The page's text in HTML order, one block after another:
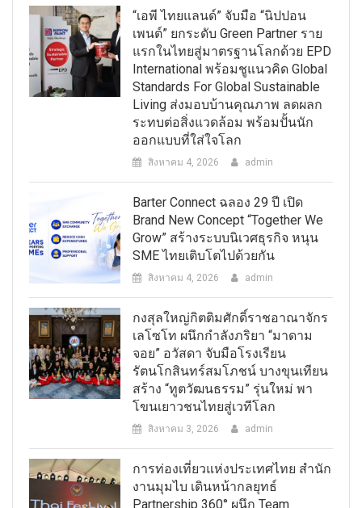
“เอพี ไทยแลนด์” จับมือ “นิปปอน
เพนต์” ยกระดับ Green Partner ราย
แรกในไทยสู่มาตรฐานโลกด้วย EPD
International พร้อมชูแนวคิด Global
Standards For Global Sustainable
Living ส่งมอบบ้านคุณภาพ ลดผลก
ระทบต่อสิ่งแวดล้อม พร้อมปั้นนัก
ออกแบบที่ใส่ใจโลก
สิงหาคม 4, 2026 admin
Barter Connect ฉลอง 29 ปี เปิด
Brand New Concept “Together We
Grow” สร้างระบบนิเวศธุรกิจ หนุน
SME ไทยเติบโตไปด้วยกัน
สิงหาคม 4, 2026 admin
กงสุลใหญ่กิตติมศักดิ์ราชอาณาจักร
เลโซโท ผนึกกำลังภริยา “มาดาม
จอย” อวัสดา จับมือโรงเรียน
รัตนโกสินทร์สมโภชน์ บางขุนเทียน
สร้าง “ทูตวัฒนธรรม” รุ่นใหม่ พา
โขนเยาวชนไทยสู่เวทีโลก
สิงหาคม 3, 2026 admin
การท่องเที่ยวแห่งประเทศไทย สำนัก
งานมุมไบ เดินหน้ากลยุทธ์
Partnership 360° ผนึก Team